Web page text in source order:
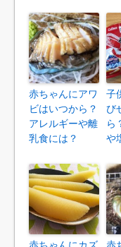
赤ちゃんにアワ
ビはいつから？
アレルギーや離
乳食には？
子
び
ら
や